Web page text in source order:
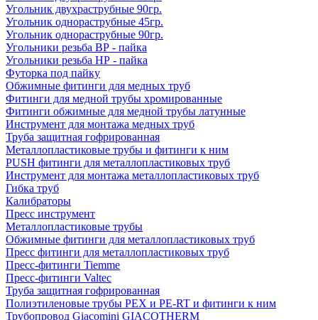
Угольник двухраструбные 90гр.
Угольник однораструбные 45гр.
Угольник однораструбные 90гр.
Угольники резьба ВР - пайка
Угольники резьба НР - пайка
Футорка под пайку
Обжимные фитинги для медных труб
Фитинги для медной трубы хромированные
Фитинги обжимные для медной трубы латунные
Инструмент для монтажа медных труб
Труба защитная гофрированная
Металлопластиковые трубы и фитинги к ним
PUSH фитинги для металлопластиковых труб
Инструмент для монтажа металлопластиковых труб
Гибка труб
Калибраторы
Пресс инструмент
Металлопластиковые трубы
Обжимные фитинги для металлопластиковых труб
Пресс фитинги для металлопластиковых труб
Пресс-фитинги Tiemme
Пресс-фитинги Valtec
Труба защитная гофрированная
Полиэтиленовые трубы PEX и PE-RT и фитинги к ним
Трубопровод Giacomini GIACOTHERM